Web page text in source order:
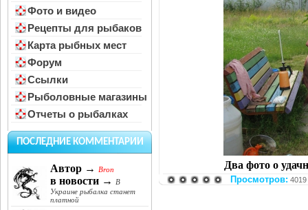
Фото и видео
Рецепты для рыбаков
Карта рыбных мест
Форум
Ссылки
Рыболовные магазины
Отчеты о рыбалках
ПОСЛЕДНИЕ КОММЕНТАРИИ
Автор → Bron
в новости →
В
Украине рыбалка станет
платной
Два фото о
Просмотров: